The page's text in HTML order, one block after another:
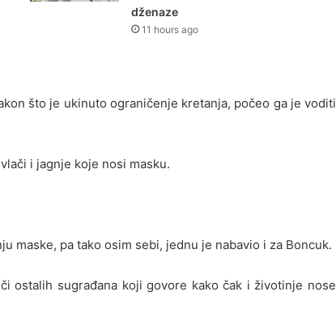
dženaze
11 hours ago
što je ukinuto ograničenje kretanja, počeo ga je voditi
i jagnje koje nosi masku.
maske, pa tako osim sebi, jednu je nabavio i za Boncuk.
ostalih sugrađana koji govore kako čak i životinje nose